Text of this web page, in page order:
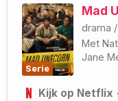
Serie
Mad
drama /
Met
Jane
Kijk op Netflix